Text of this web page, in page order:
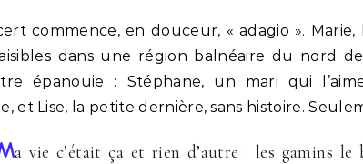
commence, en douceur, « adagio ».
dans une région balnéaire du nord
épanouie : Stéphane, un mari qui
et Lise, la petite dernière, sans histoire.
a vie c’était ça et rien d’autre : les gamins le